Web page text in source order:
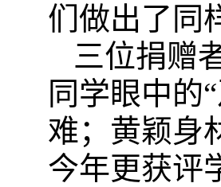
们做出了同
三位捐赠
同学眼中的
难；黄颖身
今年更获评